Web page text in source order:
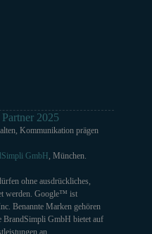
Kommunikation prägen
GmbH , München.
ohne ausdrückliches,
werden. Google™ ist
Benannte Marken gehören
BrandSimpli GmbH bietet auf
an.